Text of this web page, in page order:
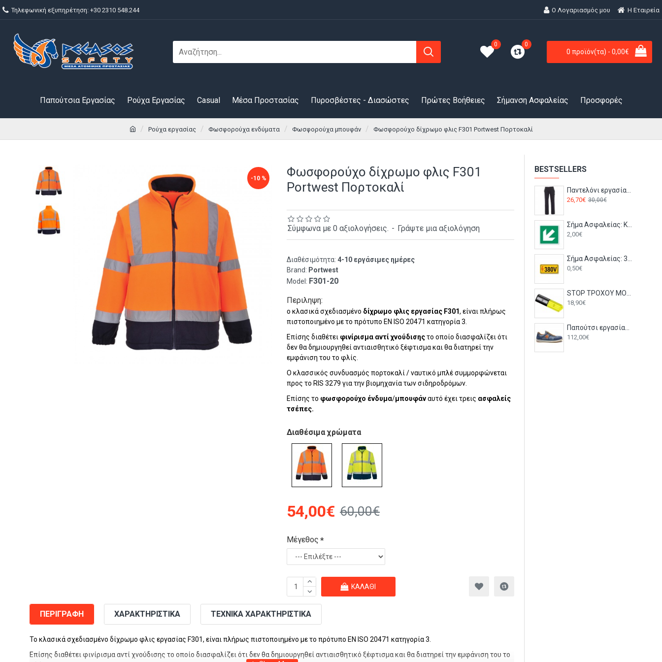
Τηλεφωνική εξυπηρέτηση: +30 2310 548.244 Ο Λογαριασμός μου H Εταιρεία
0 0
0 προϊόν(τα) - 0,00€
Παπούτσια Εργασίας Ρούχα Εργασίας Casual Μέσα Προστασίας Πυροσβέστες - Διασώστες Πρώτες Βοήθειες Σήμανση Ασφαλείας Προσφορές
Ρούχα εργασίας Φωσφορούχα ενδύματα Φωσφορούχα μπουφάν Φωσφορούχο δίχρωμο φλις F301 Portwest Πορτοκαλί
-10 %
Φωσφορούχο δίχρωμο φλις F301
Portwest Πορτοκαλί
Διαθέσιμότητα: 4-10 εργάσιμες ημέρες
Brand: Portwest
Model: F301-20
Σύμφωνα με 0 αξιολογήσεις. - Γράψτε μια αξιολόγηση
Περιληψη:
ο κλασικά σχεδιασμένο δίχρωμο φλις εργασίας F301, είναι πλήρως
πιστοποιημένο με το πρότυπο EN ISO 20471 κατηγορία 3.
Επίσης διαθέτει φινίρισμα αντί χνούδισηςτο οποίο διασφαλίζει ότι
δεν θα δημιουργηθεί αντιαισθητικό ξέφτισμα και θα διατηρεί την
εμφάνιση του το φλίς.
Ο κλασσικός συνδυασμός πορτοκαλί / ναυτικό μπλέ συμμορφώνεται
προς το RIS 3279 για την βιομηχανία των σιδηροδρόμων.
Επίσης το φωσφορούχο ένδυμα/μπουφάναυτό έχει τρεις ασφαλείς
τσέπες.
54,00€ 60,00€
Διαθέσιμα χρώματα
Μέγεθος
ΚΑΛΆΘΙ
ΠΕΡΙΓΡΑΦΉ ΧΑΡΑΚΤΗΡΙΣΤΙΚΆ ΤΕΧΝΙΚΆ ΧΑΡΑΚΤΗΡΙΣΤΙΚΆ
Το κλασικά σχεδιασμένο δίχρωμο φλις εργασίας F301, είναι πλήρως πιστοποιημένο με το πρότυπο EN ISO 20471 κατηγορία 3.
Επίσης διαθέτει φινίρισμα αντί χνούδισης το οποίο διασφαλίζει ότι δεν θα δημιουργηθεί αντιαισθητικό ξέφτισμα και θα διατηρεί την εμφάνιση του το
BESTSELLERS
Παντελόνι εργασίας WORKER Payper Navy
26,70€ 30,00€
Σήμα Ασφαλείας: Κατεύθυνση Έκτακτης Ανάγκης Κάτω Αριστερά E26
2,00€
Σήμα Ασφαλείας: 380V - V03
0,50€
18,90€
Παπούτσι εργασίας RAVING RACY JEANS S1P SRC Dike
112,00€